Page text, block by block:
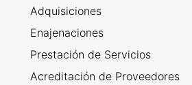
Adquisiciones
Enajenaciones
Prestación de Servicios
Acreditación de Proveedores